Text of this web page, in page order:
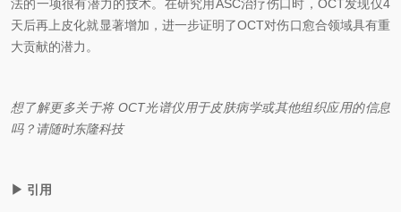
法的一项很有潜力的技术。 在研究用ASC治疗伤口时，OCT发现仅4
天后再上皮化就显著增加，进一步证明了OCT对伤口愈合领域具有重
大贡献的潜力。
想了解更多关于将 OCT光谱仪用于皮肤病学或其他组织应用的信息
吗？ 请随时东隆科技
▶ 引用